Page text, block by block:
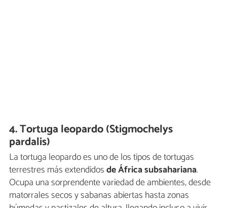
4. Tortuga leopardo (Stigmochelys
pardalis)
La tortuga leopardo es uno de los tipos de tortugas
terrestres más extendidosde África subsahariana.
Ocupa una sorprendente variedad de ambientes, desde
matorrales secos y sabanas abiertas hasta zonas